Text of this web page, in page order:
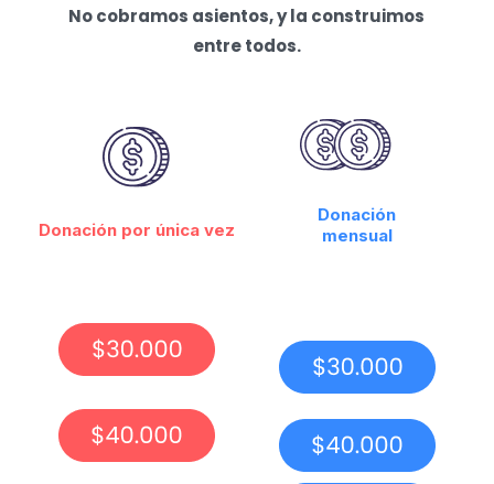
No cobramos asientos, y la construimos
entre todos.
Donación por única vez
Donación
mensual